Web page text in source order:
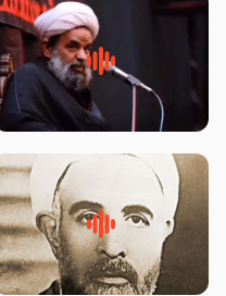
روضه جانسوز پاره های جگر امام
حسن مجتبی علیه السلام-حجت
روضه‌ی مجلس یزید ملعون و
اسارت اهل‌بیت علیهم‌السلام –